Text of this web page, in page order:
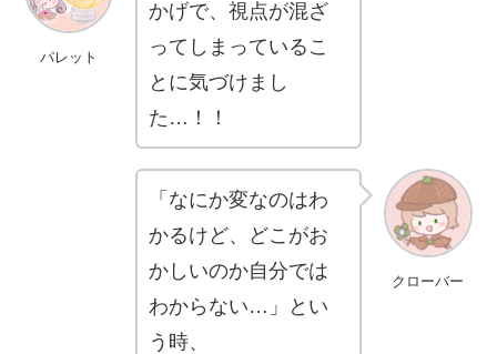
パレット
かげで、視点が混ざ
ってしまっているこ
とに気づけまし
た…！！
クローバー
「なにか変なのはわ
かるけど、どこがお
かしいのか自分では
わからない…」とい
う時、